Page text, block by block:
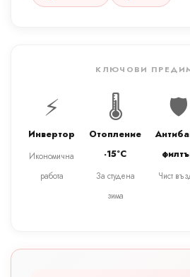
КЛЮЧОВИ
⚡
Инвертор
Икономична
работа
🌡️
Отопление
-15°C
За студена
зима
🛡️
Чист